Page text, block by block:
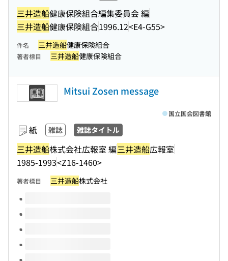
三井造船健康保険組合編集委員会 編
三井造船健康保険組合1996.12<E4-G55>
件名 三井造船健康保険組合
著者標目 三井造船健康保険組合
Mitsui Zosen message
紙 雑誌 雑誌タイトル
三井造船株式会社広報室 編三井造船広報室
1985-1993<Z16-1460>
国立国会図書館
著者標目 三井造船株式会社
このタイトルの巻号